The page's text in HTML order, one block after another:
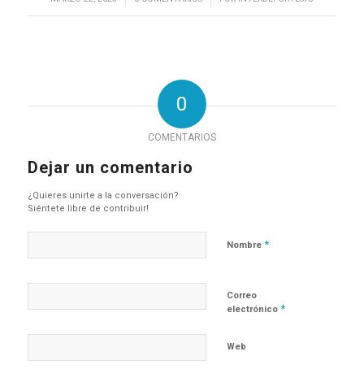
0
COMENTARIOS
Dejar un comentario
¿Quieres unirte a la conversación?
Siéntete libre de contribuir!
Nombre *
Correo
electrónico *
Web